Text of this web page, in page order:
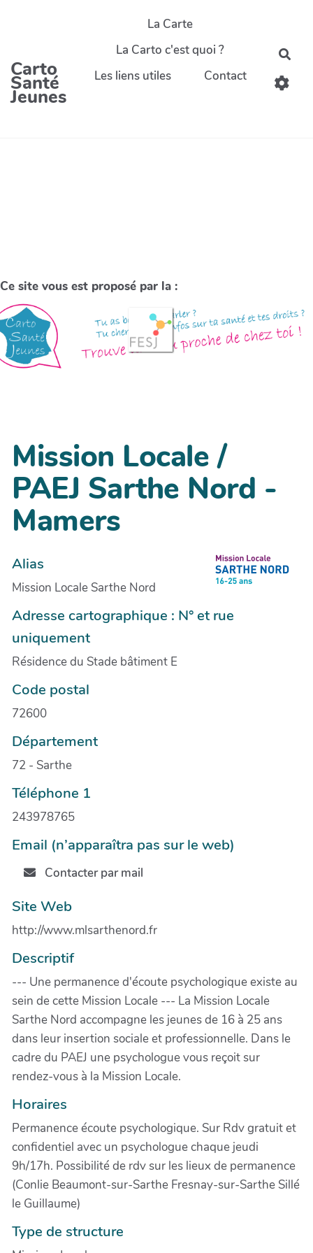
Carto
Santé
Jeunes
La Carte
La Carto c'est quoi ?
Les liens utiles
Contact
Ce site vous est proposé par la :
Mission Locale /
PAEJ Sarthe Nord -
Mamers
Alias
Mission Locale Sarthe Nord
Adresse cartographique : N° et rue
uniquement
Résidence du Stade bâtiment E
Code postal
72600
Département
72 - Sarthe
Téléphone 1
243978765
Email (n’apparaîtra pas sur le web)
Contacter par mail
Site Web
http://www.mlsarthenord.fr
Descriptif
--- Une permanence d'écoute psychologique existe au
sein de cette Mission Locale --- La Mission Locale
Sarthe Nord accompagne les jeunes de 16 à 25 ans
dans leur insertion sociale et professionnelle. Dans le
cadre du PAEJ une psychologue vous reçoit sur
rendez-vous à la Mission Locale.
Horaires
Permanence écoute psychologique. Sur Rdv gratuit et
confidentiel avec un psychologue chaque jeudi
9h/17h. Possibilité de rdv sur les lieux de permanence
(Conlie Beaumont-sur-Sarthe Fresnay-sur-Sarthe Sillé
le Guillaume)
Type de structure